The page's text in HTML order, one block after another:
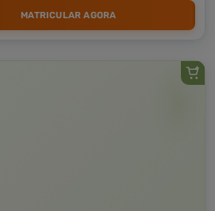
MATRICULAR AGORA